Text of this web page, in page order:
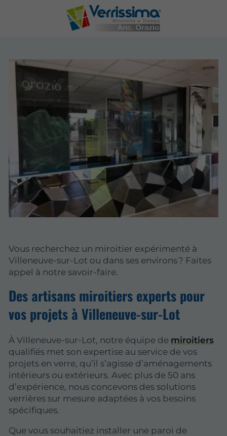
Vous recherchez un miroitier expérimenté à
Villeneuve-sur-Lot ou dans ses environs ? Faites
appel à notre savoir-faire.
Des artisans miroitiers experts pour
vos projets à Villeneuve-sur-Lot
À Villeneuve-sur-Lot, notre équipe de miroitiers
qualifiés met son expertise au service de vos
projets en verre, qu’il s’agisse d’aménagements
intérieurs ou extérieurs. Avec plus de 50 ans
d’expérience, nous concevons des solutions
verrières sur mesure adaptées à vos besoins
spécifiques.
Que vous souhaitiez installer une paroi de